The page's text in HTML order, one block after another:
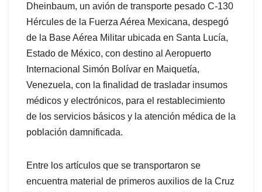
Dheinbaum, un avión de transporte pesado C-130
Hércules de la Fuerza Aérea Mexicana, despegó
de la Base Aérea Militar ubicada en Santa Lucía,
Estado de México, con destino al Aeropuerto
Internacional Simón Bolívar en Maiquetía,
Venezuela, con la finalidad de trasladar insumos
médicos y electrónicos, para el restablecimiento
de los servicios básicos y la atención médica de la
población damnificada.
Entre los artículos que se transportaron se
encuentra material de primeros auxilios de la Cruz